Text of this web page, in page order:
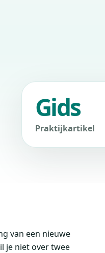
Gids
Praktijkartikel
van een nieuwe
je niet over twee